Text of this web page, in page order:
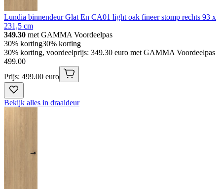
Lundia binnendeur Glat En CA01 light oak fineer stomp rechts 93 x
231,5 cm
349.30 met GAMMA Voordeelpas
30% korting30% korting
30% korting, voordeelprijs: 349.30 euro met GAMMA Voordeelpas
499.00
Prijs: 499.00 euro
Bekijk alles in draaideur